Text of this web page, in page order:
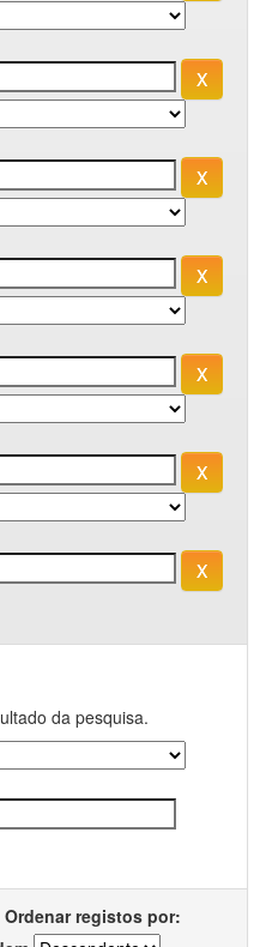
da pesquisa.
Ordenar registos por: